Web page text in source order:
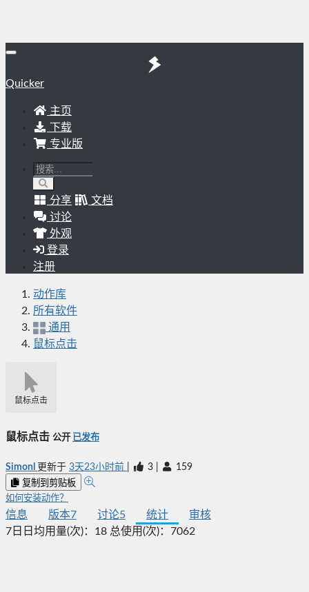
Quicker
主页
下载
专业版
分享
文档
讨论
外观
登录
注册
动作库
所有软件
通用
鼠标点击
鼠标点击
鼠标点击 公开 已发布
Simonl 更新于 3天23小时前 3 159
复制到剪贴板
如何安装动作？
信息 版本7 讨论5 统计
审核
7日日均用量(次)： 18 总使用(次)： 7062